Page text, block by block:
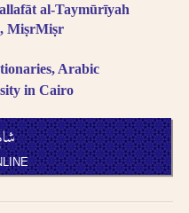
al-Taymūrīyah
MiṣrMiṣr
Arabic
in Cairo